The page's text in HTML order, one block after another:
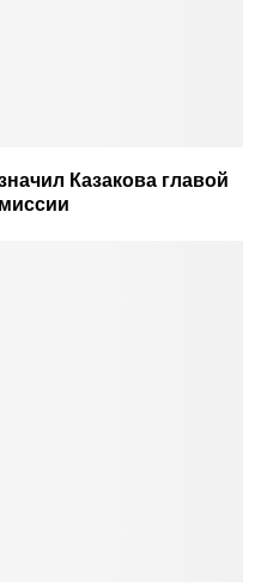
Казакова главой